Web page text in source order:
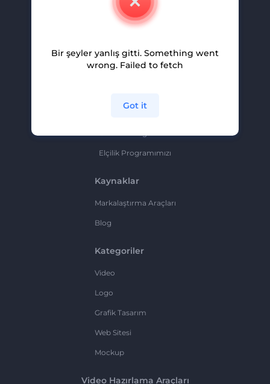
Kariyer
Ortaklık Programı
Elçilik Programımızı
Kaynaklar
Markalaştırma Araçları
Blog
Kategoriler
Video
Logo
Grafik Tasarım
Web Sitesi
Mockup
Video Hazırlama Araçları
Bir şeyler yanlış gitti. Something went
wrong. Failed to fetch
Got it